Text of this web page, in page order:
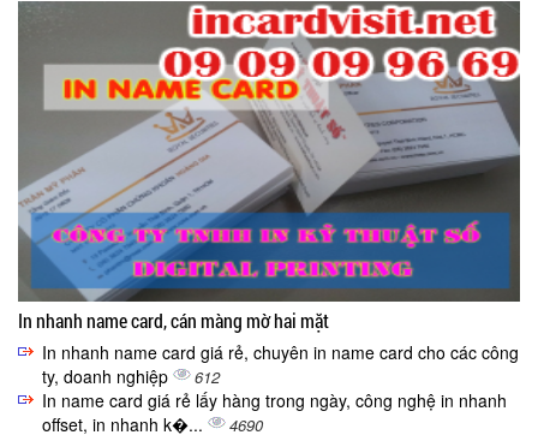
In nhanh name card, cán màng mờ hai mặt
In nhanh name card giá rẻ, chuyên in name card cho các công
ty, doanh nghiệp
612
In name card giá rẻ lấy hàng trong ngày, công nghệ in nhanh
offset, in nhanh k�...
4690